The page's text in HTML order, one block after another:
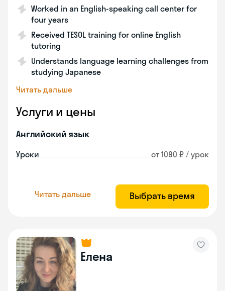
Worked in an English-speaking call center for
four years
Received TESOL training for online English
tutoring
Understands language learning challenges from
studying Japanese
Читать дальше
Услуги и цены
Английский язык
Уроки от 1090 ₽ / урок
Читать дальше Выбрать время
Елена